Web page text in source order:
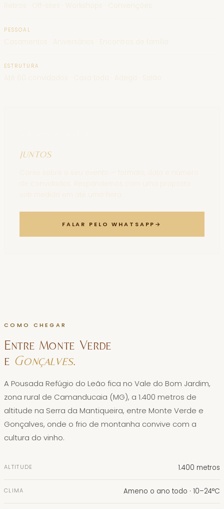
Retiros · Off-sites · Workshops · Convenções
PESSOAL
Casamentos · Aniversários · Encontros de família
ESTRUTURA
Até 60 convidados · Casa toda · Adega · Salão
juntos
FALAR PELO WHATSAPP →
COMO CHEGAR
Entre Monte Verde
e Gonçalves.
A Pousada Refúgio do Leão fica no Vale do Bom Jardim,
zona rural de Camanducaia (MG), a 1.400 metros de
altitude na Serra da Mantiqueira, entre Monte Verde e
Gonçalves, onde o frio de montanha convive com a
cultura do vinho.
ALTITUDE 1.400 metros
CLIMA Ameno o ano todo · 10–24°C